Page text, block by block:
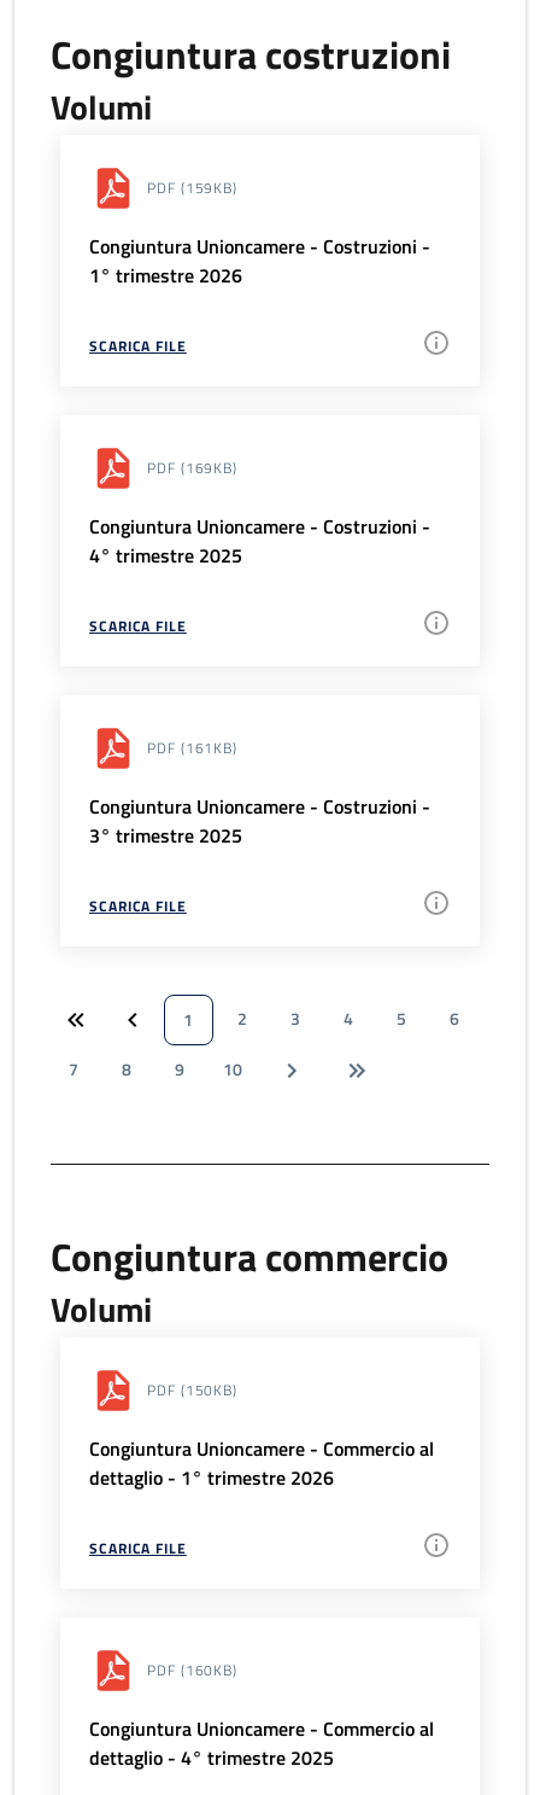
Congiuntura costruzioni
Volumi
PDF (159KB)
Congiuntura Unioncamere - Costruzioni -
1° trimestre 2026
SCARICA FILE
PDF (169KB)
Congiuntura Unioncamere - Costruzioni -
4° trimestre 2025
SCARICA FILE
PDF (161KB)
Congiuntura Unioncamere - Costruzioni -
3° trimestre 2025
SCARICA FILE
1 2 3 4 5
6
7
8 9 10
Congiuntura commercio
Volumi
PDF (150KB)
Congiuntura Unioncamere - Commercio al
dettaglio - 1° trimestre 2026
SCARICA FILE
PDF (160KB)
Congiuntura Unioncamere - Commercio al
dettaglio - 4° trimestre 2025